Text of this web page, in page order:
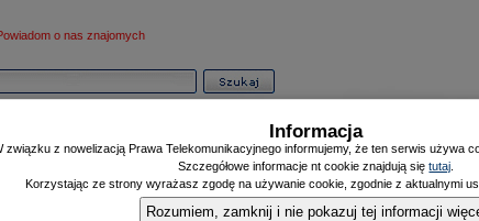
o nas znajomych
Informator|Poczekalnia|Zdrowy Mieszczanin|Doniesienia
Informacja
związku z nowelizacją Prawa Telekomunikacyjnego informujemy, że ten serwis używa
Szczegółowe informacje nt cookie znajdują siętutaj
Korzystając ze strony wyrażasz zgodę na używanie cookie, zgodnie z aktualnymi
Rozumiem, zamknij i nie pokazuj tej informacji